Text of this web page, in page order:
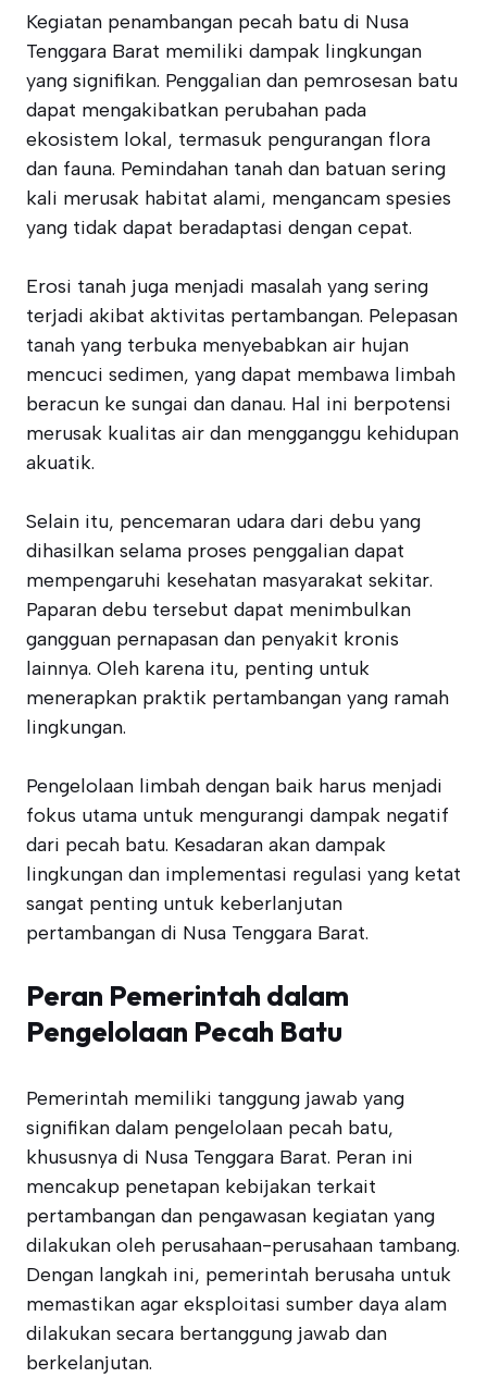
Kegiatan penambangan pecah batu di Nusa
Tenggara Barat memiliki dampak lingkungan
yang signifikan. Penggalian dan pemrosesan batu
dapat mengakibatkan perubahan pada
ekosistem lokal, termasuk pengurangan flora
dan fauna. Pemindahan tanah dan batuan sering
kali merusak habitat alami, mengancam spesies
yang tidak dapat beradaptasi dengan cepat.
Erosi tanah juga menjadi masalah yang sering
terjadi akibat aktivitas pertambangan. Pelepasan
tanah yang terbuka menyebabkan air hujan
mencuci sedimen, yang dapat membawa limbah
beracun ke sungai dan danau. Hal ini berpotensi
merusak kualitas air dan mengganggu kehidupan
akuatik.
Selain itu, pencemaran udara dari debu yang
dihasilkan selama proses penggalian dapat
mempengaruhi kesehatan masyarakat sekitar.
Paparan debu tersebut dapat menimbulkan
gangguan pernapasan dan penyakit kronis
lainnya. Oleh karena itu, penting untuk
menerapkan praktik pertambangan yang ramah
lingkungan.
Pengelolaan limbah dengan baik harus menjadi
fokus utama untuk mengurangi dampak negatif
dari pecah batu. Kesadaran akan dampak
lingkungan dan implementasi regulasi yang ketat
sangat penting untuk keberlanjutan
pertambangan di Nusa Tenggara Barat.
Peran Pemerintah dalam
Pengelolaan Pecah Batu
Pemerintah memiliki tanggung jawab yang
signifikan dalam pengelolaan pecah batu,
khususnya di Nusa Tenggara Barat. Peran ini
mencakup penetapan kebijakan terkait
pertambangan dan pengawasan kegiatan yang
dilakukan oleh perusahaan-perusahaan tambang.
Dengan langkah ini, pemerintah berusaha untuk
memastikan agar eksploitasi sumber daya alam
dilakukan secara bertanggung jawab dan
berkelanjutan.